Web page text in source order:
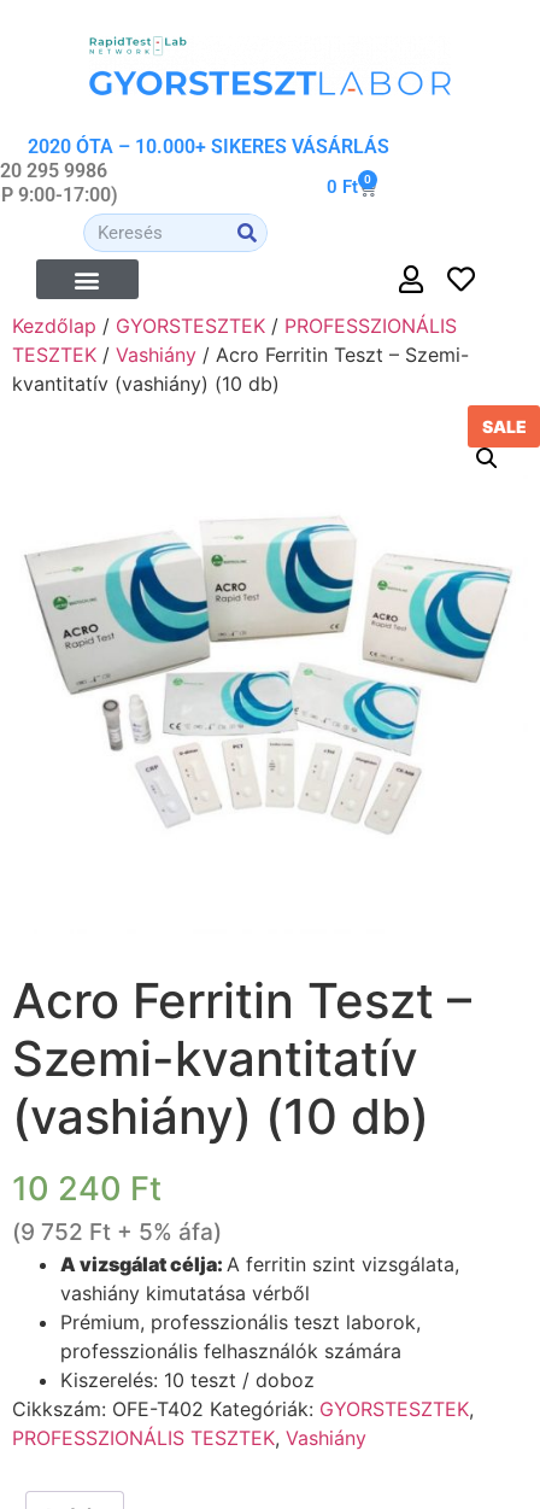
2020 ÓTA – 10.000+ SIKERES VÁSÁRLÁS
295 9986
9:00-17:00)
0 Ft 0
Kezdőlap / GYORSTESZTEK / PROFESSZIONÁLIS
TESZTEK / Vashiány / Acro Ferritin Teszt – Szemi-
kvantitatív (vashiány) (10 db)
SALE
Acro Ferritin Teszt –
Szemi-kvantitatív
(vashiány) (10 db)
10 240 Ft
(9 752 Ft + 5% áfa)
A vizsgálat célja: A ferritin szint vizsgálata,
vashiány kimutatása vérből
Prémium, professzionális teszt laborok,
professzionális felhasználók számára
Kiszerelés: 10 teszt / doboz
Cikkszám: OFE-T402 Kategóriák: GYORSTESZTEK,
PROFESSZIONÁLIS TESZTEK, Vashiány